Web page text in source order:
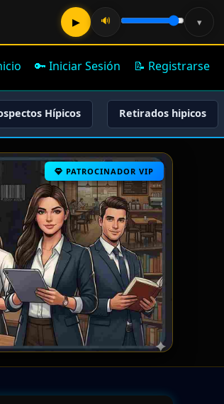
🔑 Iniciar Sesión 📝 Registrarse
Hípicos Retirados hipicos
PATROCINADOR VIP
▶ 🔊 ▾